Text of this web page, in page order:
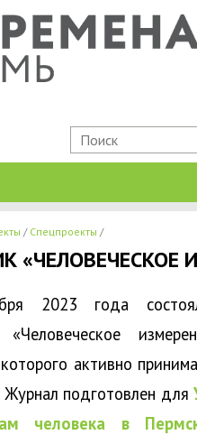
Спецпроекты
«ЧЕЛОВЕЧЕСКОЕ
2023 года
«Человеческое
активно
Журнал подготовлен для
человека в